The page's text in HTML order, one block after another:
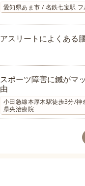
愛知県あま市 / 名鉄七宝駅
アスリートによくある
スポーツ障害に鍼がマ
由
小田急線本厚木駅徒歩3分/神
県央治療院